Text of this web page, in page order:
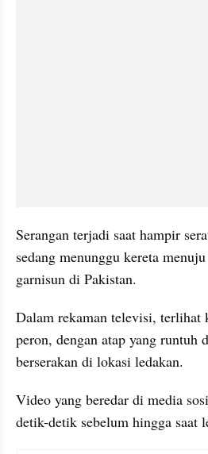
Serangan terjadi saat hampir
sedang menunggu kereta
garnisun di Pakistan.
Dalam rekaman televisi, terlihat
peron, dengan atap yang runtuh
berserakan di lokasi ledakan.
Video yang beredar di media
detik-detik sebelum hingga saat